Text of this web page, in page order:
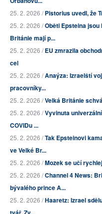
25. 2. 2026 /Pistorius uvedl, že
25. 2. 2026 /Oběti Epsteina
Británie mají p...
25. 2. 2026 /EU zmrazila
cel
25. 2. 2026 /Anaýza: Izraelští
pracovníky...
25. 2. 2026 /Velká Británie
25. 2. 2026 /Vyvinuta
COVIDu ...
25. 2. 2026 /Tak Epsteinovi
ve Velké Br...
25. 2. 2026 /Mozek se učí
25. 2. 2026 /Channel 4 News:
bývalého prince A...
25. 2. 2026 /Haaretz: Izrael